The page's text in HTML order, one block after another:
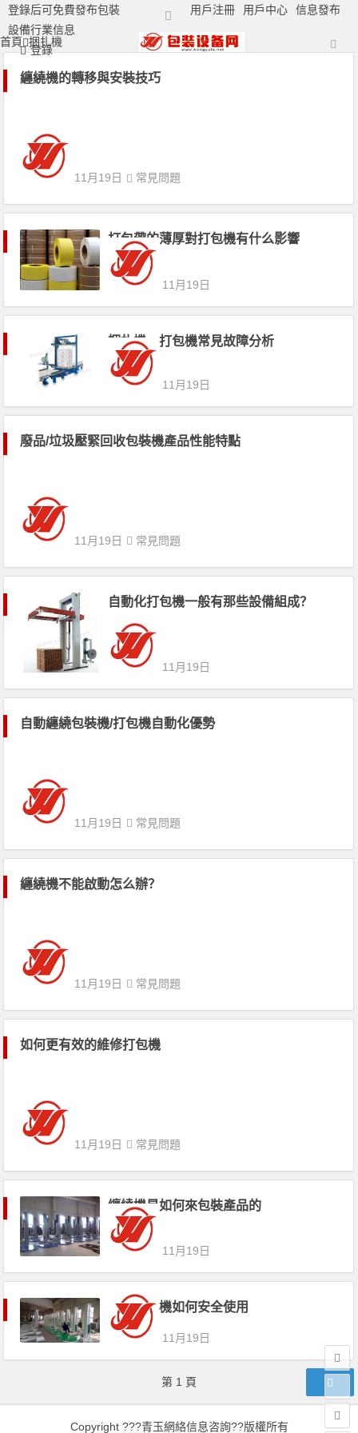
登錄后可免費發布包裝
設備行業信息
登錄
用戶注冊 用戶中心 信息發布
打包機|包裝機|封口機|封箱機|捆扎機|打標機|噴碼機|打碼機廠家
首頁 捆扎機
纏繞機的轉移與安裝技巧
11月19日 常見問題
打包帶的薄厚對打包機有什么影響
11月19日
捆扎機，打包機常見故障分析
11月19日
廢品/垃圾壓緊回收包裝機產品性能特點
11月19日 常見問題
自動化打包機一般有那些設備組成？
11月19日
自動纏繞包裝機/打包機自動化優勢
11月19日 常見問題
纏繞機不能啟動怎么辦？
11月19日 常見問題
如何更有效的維修打包機
11月19日 常見問題
纏繞機是如何來包裝產品的
11月19日
纏繞包裝機如何安全使用
11月19日
第 1 頁
Copyright ???青玉網絡信息咨詢??版權所有